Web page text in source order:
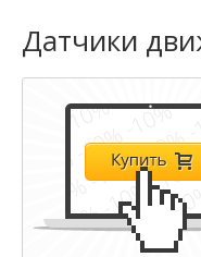
Датчики